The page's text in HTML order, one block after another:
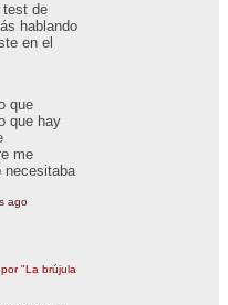
test de
hablando
en el
que
que hay
me
necesitaba
ago
"La brújula